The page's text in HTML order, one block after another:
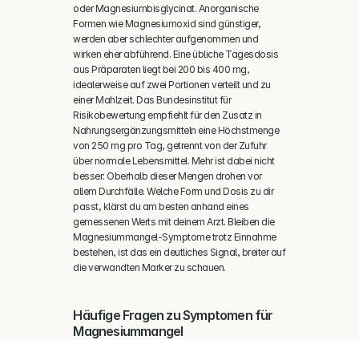
oder Magnesiumbisglycinat. Anorganische
Formen wie Magnesiumoxid sind günstiger,
werden aber schlechter aufgenommen und
wirken eher abführend. Eine übliche Tagesdosis
aus Präparaten liegt bei 200 bis 400 mg,
idealerweise auf zwei Portionen verteilt und zu
einer Mahlzeit. Das Bundesinstitut für
Risikobewertung empfiehlt für den Zusatz in
Nahrungsergänzungsmitteln eine Höchstmenge
von 250 mg pro Tag, getrennt von der Zufuhr
über normale Lebensmittel. Mehr ist dabei nicht
besser: Oberhalb dieser Mengen drohen vor
allem Durchfälle. Welche Form und Dosis zu dir
passt, klärst du am besten anhand eines
gemessenen Werts mit deinem Arzt. Bleiben die
Magnesiummangel-Symptome trotz Einnahme
bestehen, ist das ein deutliches Signal, breiter auf
die verwandten Marker zu schauen.
Häufige Fragen zu Symptomen für
Magnesiummangel